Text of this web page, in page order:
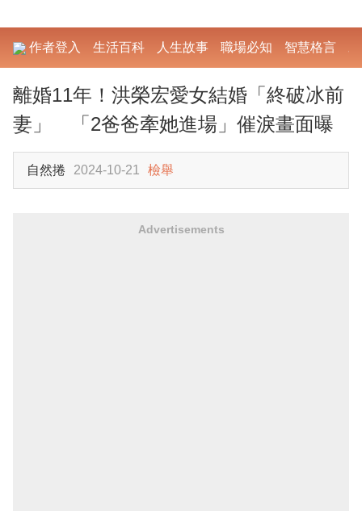
作者登入 生活百科 人生故事 職場必知 智慧格言
離婚11年！洪榮宏愛女結婚「終破冰前
妻」 「2爸爸牽她進場」催淚畫面曝
自然捲 2024-10-21 檢舉
Advertisements